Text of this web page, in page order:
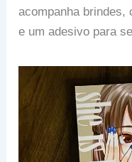
acompanha brindes,
e um adesivo para